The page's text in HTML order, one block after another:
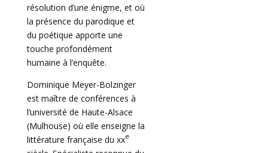
résolution d’une énigme, et où
la présence du parodique et
du poétique apporte une
touche profondément
humaine à l’enquête.
Dominique Meyer-Bolzinger
est maître de conférences à
l’université de Haute-Alsace
(Mulhouse) où elle enseigne la
littérature française du xxe